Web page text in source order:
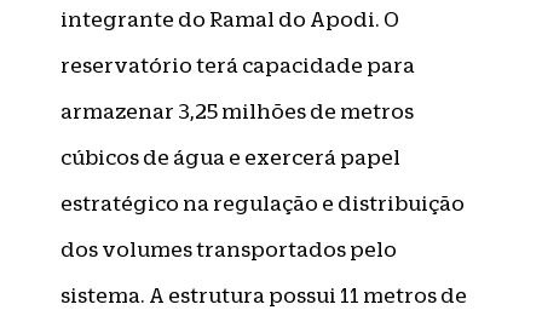
integrante do Ramal do Apodi. O
reservatório terá capacidade para
armazenar 3,25 milhões de metros
cúbicos de água e exercerá papel
estratégico na regulação e distribuição
dos volumes transportados pelo
sistema. A estrutura possui 11 metros de